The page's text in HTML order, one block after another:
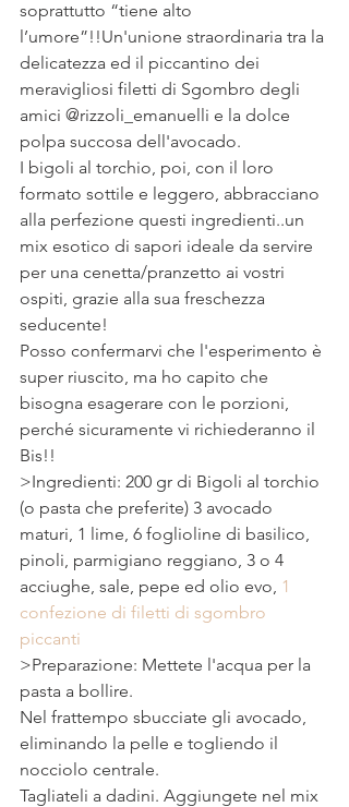
soprattutto “tiene alto
l’umore”!!Un'unione straordinaria tra la
delicatezza ed il piccantino dei
meravigliosi filetti di Sgombro degli
amici @rizzoli_emanuelli e la dolce
polpa succosa dell'avocado.
I bigoli al torchio, poi, con il loro
formato sottile e leggero, abbracciano
alla perfezione questi ingredienti..un
mix esotico di sapori ideale da servire
per una cenetta/pranzetto ai vostri
ospiti, grazie alla sua freschezza
seducente!
Posso confermarvi che l'esperimento è
super riuscito, ma ho capito che
bisogna esagerare con le porzioni,
perché sicuramente vi richiederanno il
Bis!!
>Ingredienti: 200 gr di Bigoli al torchio
(o pasta che preferite) 3 avocado
maturi, 1 lime, 6 foglioline di basilico,
pinoli, parmigiano reggiano, 3 o 4
acciughe, sale, pepe ed olio evo, 1
confezione di filetti di sgombro
piccanti
>Preparazione: Mettete l'acqua per la
pasta a bollire.
Nel frattempo sbucciate gli avocado,
eliminando la pelle e togliendo il
nocciolo centrale.
Tagliateli a dadini. Aggiungete nel mix